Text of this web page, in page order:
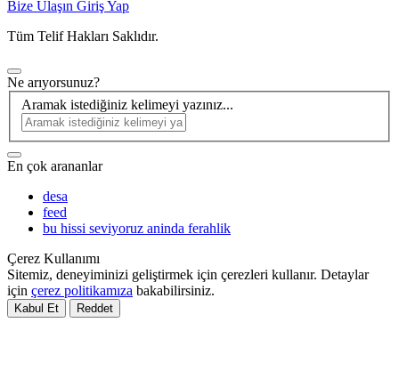
Bize Ulaşın Giriş Yap
Tüm Telif Hakları Saklıdır.
Ne arıyorsunuz?
Aramak istediğiniz kelimeyi yazınız...
En çok arananlar
desa
feed
bu hissi seviyoruz aninda ferahlik
Çerez Kullanımı
Sitemiz, deneyiminizi geliştirmek için çerezleri kullanır. Detaylar
için çerez politikamıza bakabilirsiniz.
Kabul Et Reddet